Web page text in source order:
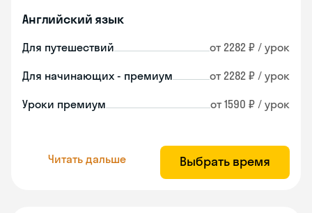
Английский язык
Для путешествий от 2282 ₽ / урок
Для начинающих - премиум от 2282 ₽ / урок
Уроки премиум от 1590 ₽ / урок
Читать дальше Выбрать время